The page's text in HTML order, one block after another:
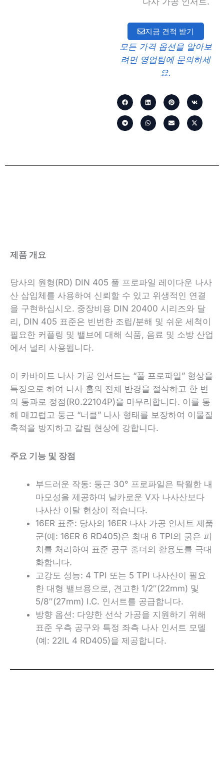
지금 견적 받기
모든 가격 옵션을 알아보
려면 영업팀에 문의하세
요.
제품 개요
당사의 원형(RD) DIN 405 풀 프로파일 레이다운 나사
산 삽입체를 사용하여 신뢰할 수 있고 위생적인 연결
을 구현하십시오. 중장비용 DIN 20400 시리즈와 달
리, DIN 405 표준은 빈번한 조립/분해 및 쉬운 세척이
필요한 커플링 및 밸브에 대해 식품, 음료 및 소방 산업
에서 널리 사용됩니다.
이 카바이드 나사 가공 인서트는 “풀 프로파일” 형상을
특징으로 하여 나사 홈의 전체 반경을 절삭하고 한 번
의 통과로 정점(R0.22104P)을 마무리합니다. 이를 통
해 매끄럽고 둥근 “너클” 나사 형태를 보장하여 이물질
축적을 방지하고 갈림 현상에 강합니다.
주요 기능 및 장점
부드러운 작동: 둥근 30° 프로파일은 탁월한 내
마모성을 제공하며 날카로운 V자 나사산보다
나사산 이탈 현상이 적습니다.
16ER 표준: 당사의 16ER 나사 가공 인서트 제품
군(예: 16ER 6 RD405)은 최대 6 TPI의 굵은 피
치를 처리하여 표준 공구 홀더의 활용도를 극대
화합니다.
고강도 성능: 4 TPI 또는 5 TPI 나사산이 필요
한 대형 밸브용으로, 견고한 1/2″(22mm) 및
5/8″(27mm) I.C. 인서트를 공급합니다.
방향 옵션: 다양한 선삭 가공을 지원하기 위해
표준 우측 공구와 특정 좌측 나사 인서트 모델
(예: 22IL 4 RD405)을 제공합니다.